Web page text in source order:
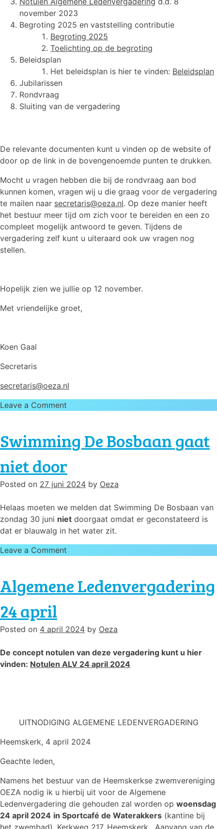
november 2023
Begroting 2025 en vaststelling contributie
Begroting 2025
Toelichting op de begroting
Beleidsplan
Het beleidsplan is hier te vinden: Beleidsplan
Jubilarissen
Rondvraag
Sluiting van de vergadering
De relevante documenten kunt u vinden op de website of
door op de link in de bovengenoemde punten te drukken.
Mocht u vragen hebben die bij de rondvraag aan bod
kunnen komen, vragen wij u die graag voor de vergadering
te mailen naar secretaris@oeza.nl. Op deze manier heeft
het bestuur meer tijd om zich voor te bereiden en een zo
compleet mogelijk antwoord te geven. Tijdens de
vergadering zelf kunt u uiteraard ook uw vragen nog
stellen.
Hopelijk zien we jullie op 12 november.
Met vriendelijke groet,
Koen Gaal
Secretaris
secretaris@oeza.nl
Leave a Comment
12
november
2024
Swimming De Bosbaan gaat
niet door
Posted on 27 juni 2024 by Oeza
Helaas moeten we melden dat Swimming De Bosbaan van
zondag 30 juni niet doorgaat omdat er geconstateerd is
dat er blauwalg in het water zit.
Leave a Comment
Bosbaan
gaat
Algemene Ledenvergadering
24 april
Posted on 4 april 2024 by Oeza
De concept notulen van deze vergadering kunt u hier
vinden: Notulen ALV 24 april 2024
UITNODIGING ALGEMENE LEDENVERGADERING
Heemskerk, 4 april 2024
Geachte leden,
Namens het bestuur van de Heemskerkse zwemvereniging
OEZA nodig ik u hierbij uit voor de Algemene
Ledenvergadering die gehouden zal worden op woensdag
24 april 2024 in Sportcafé de Waterakkers (kantine bij